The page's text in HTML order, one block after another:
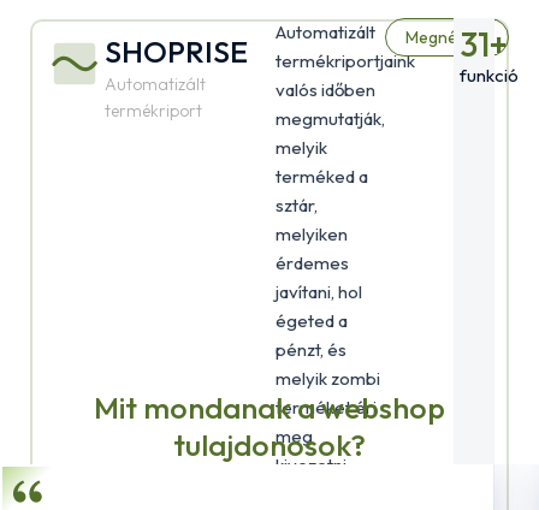
SHOPRISE
Automatizált
termékriport
Automatizált
termékriportjaink
valós időben
megmutatják,
melyik
terméked a
sztár,
melyiken
érdemes
javítani, hol
égeted a
pénzt, és
melyik zombi
terméket éri
meg
kivezetni,
Megnézem
31+
funkció
Mit mondanak a webshop
tulajdonosok?